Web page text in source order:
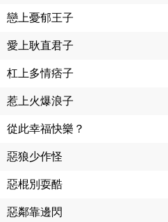
戀上憂郁王子
愛上耿直君子
杠上多情痞子
惹上火爆浪子
從此幸福快樂？
惡狼少作怪
惡棍別耍酷
惡鄰靠邊閃